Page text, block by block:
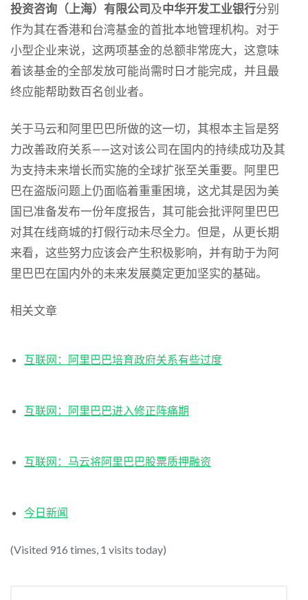
投资咨询（上海）有限公司及中华开发工业银行分别
作为其在香港和台湾基金的首批本地管理机构。对于
小型企业来说，这两项基金的总额非常庞大，这意味
着该基金的全部发放可能尚需时日才能完成，并且最
终应能帮助数百名创业者。
关于马云和阿里巴巴所做的这一切，其根本主旨是努
力改善政府关系——这对该公司在国内的持续成功及其
为支持未来增长而实施的全球扩张至关重要。阿里巴
巴在盗版问题上仍面临着重重困境，这尤其是因为美
国已准备发布一份年度报告，其可能会批评阿里巴巴
对其在线商城的打假行动未尽全力。但是，从更长期
来看，这些努力应该会产生积极影响，并有助于为阿
里巴巴在国内外的未来发展奠定更加坚实的基础。
相关文章
互联网：阿里巴巴培育政府关系有些过度
互联网：阿里巴巴进入修正阵痛期
互联网：马云将阿里巴巴股票质押融资
今日新闻
(Visited 916 times, 1 visits today)